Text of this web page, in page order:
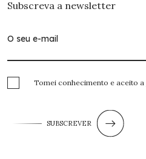
Subscreva a newsletter
Tomei conhecimento e aceito a
SUBSCREVER